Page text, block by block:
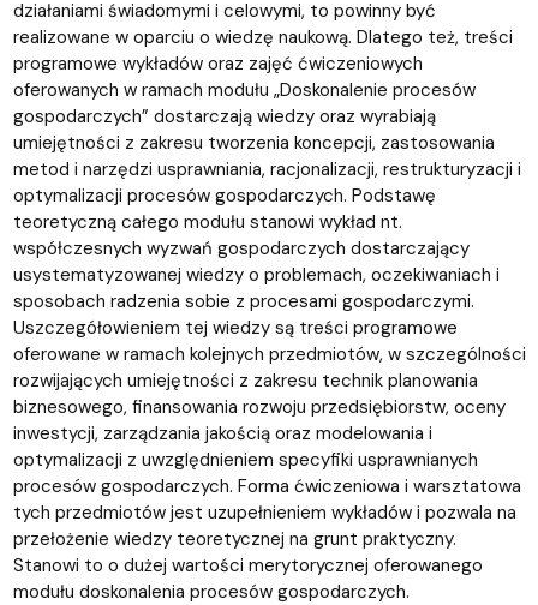
działaniami świadomymi i celowymi, to powinny być
realizowane w oparciu o wiedzę naukową. Dlatego też, treści
programowe wykładów oraz zajęć ćwiczeniowych
oferowanych w ramach modułu „Doskonalenie procesów
gospodarczych” dostarczają wiedzy oraz wyrabiają
umiejętności z zakresu tworzenia koncepcji, zastosowania
metod i narzędzi usprawniania, racjonalizacji, restrukturyzacji i
optymalizacji procesów gospodarczych. Podstawę
teoretyczną całego modułu stanowi wykład nt.
współczesnych wyzwań gospodarczych dostarczający
usystematyzowanej wiedzy o problemach, oczekiwaniach i
sposobach radzenia sobie z procesami gospodarczymi.
Uszczegółowieniem tej wiedzy są treści programowe
oferowane w ramach kolejnych przedmiotów, w szczególności
rozwijających umiejętności z zakresu technik planowania
biznesowego, finansowania rozwoju przedsiębiorstw, oceny
inwestycji, zarządzania jakością oraz modelowania i
optymalizacji z uwzględnieniem specyfiki usprawnianych
procesów gospodarczych. Forma ćwiczeniowa i warsztatowa
tych przedmiotów jest uzupełnieniem wykładów i pozwala na
przełożenie wiedzy teoretycznej na grunt praktyczny.
Stanowi to o dużej wartości merytorycznej oferowanego
modułu doskonalenia procesów gospodarczych.